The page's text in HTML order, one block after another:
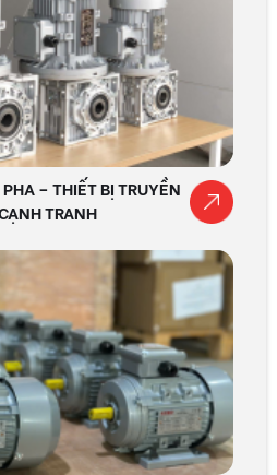
– THIẾT BỊ TRUYỀN
TRANH